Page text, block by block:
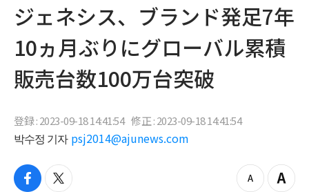
​​ジェネシス、ブランド発足7年
10ヵ月ぶりにグローバル累積
販売台数100万台突破
登録 : 2023-09-18 14:41:54 修正 : 2023-09-18 14:41:54
박수정 기자 psj2014@ajunews.com
f
t
z
Z